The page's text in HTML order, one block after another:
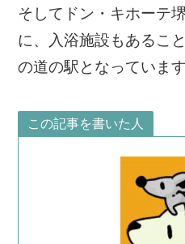
そしてドン・キホーテ
に、入浴施設もあるこ
の道の駅となっています
この記事を書いた人